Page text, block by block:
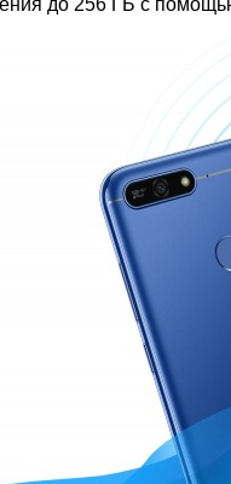
до 256 ГБ с